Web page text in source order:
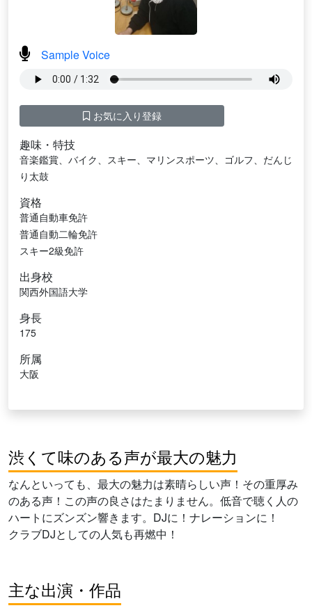
Sample Voice
お気に入り登録
趣味・特技
音楽鑑賞、バイク、スキー、マリンスポーツ、ゴルフ、だんじ
り太鼓
資格
普通自動車免許
普通自動二輪免許
スキー2級免許
出身校
関西外国語大学
身長
175
所属
大阪
渋くて味のある声が最大の魅力
なんといっても、最大の魅力は素晴らしい声！その重厚み
のある声！この声の良さはたまりません。低音で聴く人の
ハートにズンズン響きます。DJに！ナレーションに！
クラブDJとしての人気も再燃中！
主な出演・作品